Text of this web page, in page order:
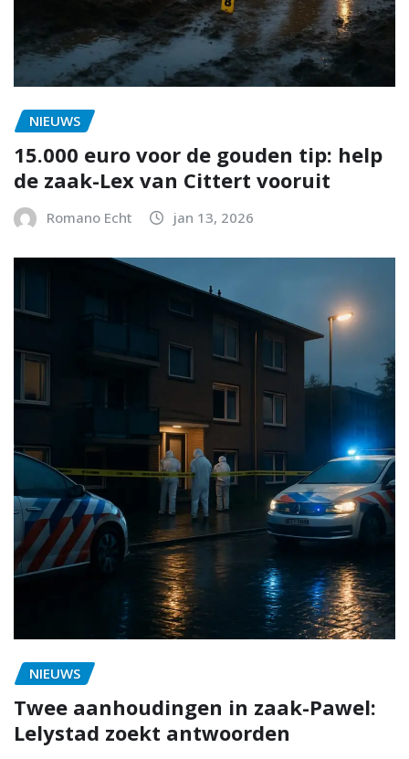
NIEUWS
15.000 euro voor de gouden tip: help
de zaak-Lex van Cittert vooruit
Romano Echt jan 13, 2026
NIEUWS
Twee aanhoudingen in zaak-Pawel:
Lelystad zoekt antwoorden